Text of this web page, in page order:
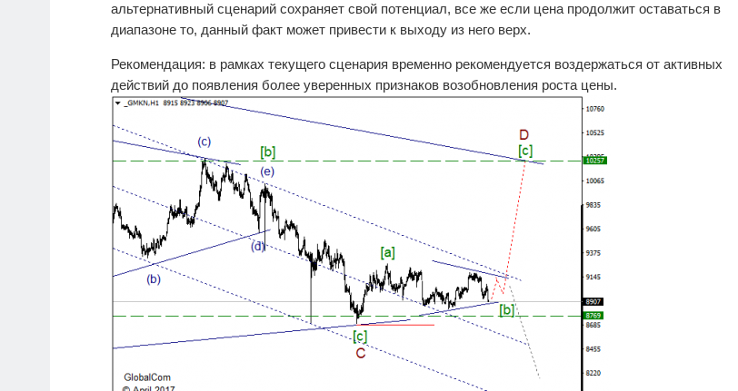
альтернативный сценарий сохраняет свой потенциал, все же если цена продолжит оставаться в
диапазоне то, данный факт может привести к выходу из него верх.
Рекомендация: в рамках текущего сценария временно рекомендуется воздержаться от активных
действий до появления более уверенных признаков возобновления роста цены.